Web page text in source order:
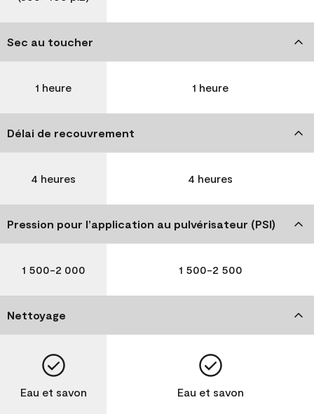
Sec au toucher
1 heure 1 heure
Délai de recouvrement
4 heures 4 heures
Pression pour l’application au pulvérisateur (PSI)
1 500-2 000 1 500-2 500
Nettoyage
Eau et savon Eau et savon